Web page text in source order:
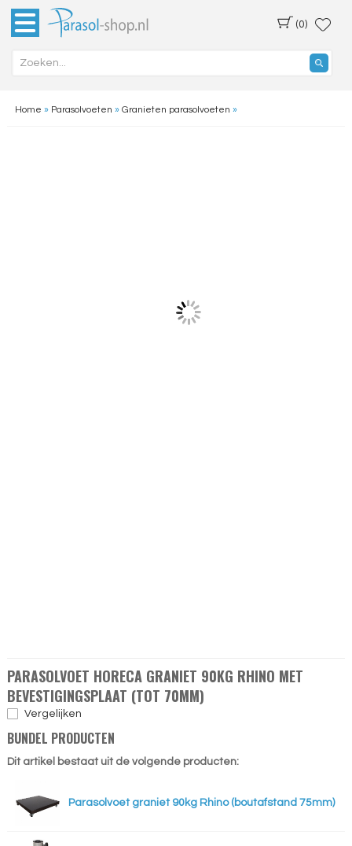
(0)
Home » Parasolvoeten » Granieten parasolvoeten »
PARASOLVOET HORECA GRANIET 90KG RHINO MET
BEVESTIGINGSPLAAT (TOT 70MM)
Vergelijken
BUNDEL PRODUCTEN
Dit artikel bestaat uit de volgende producten:
Parasolvoet graniet 90kg Rhino (boutafstand 75mm)